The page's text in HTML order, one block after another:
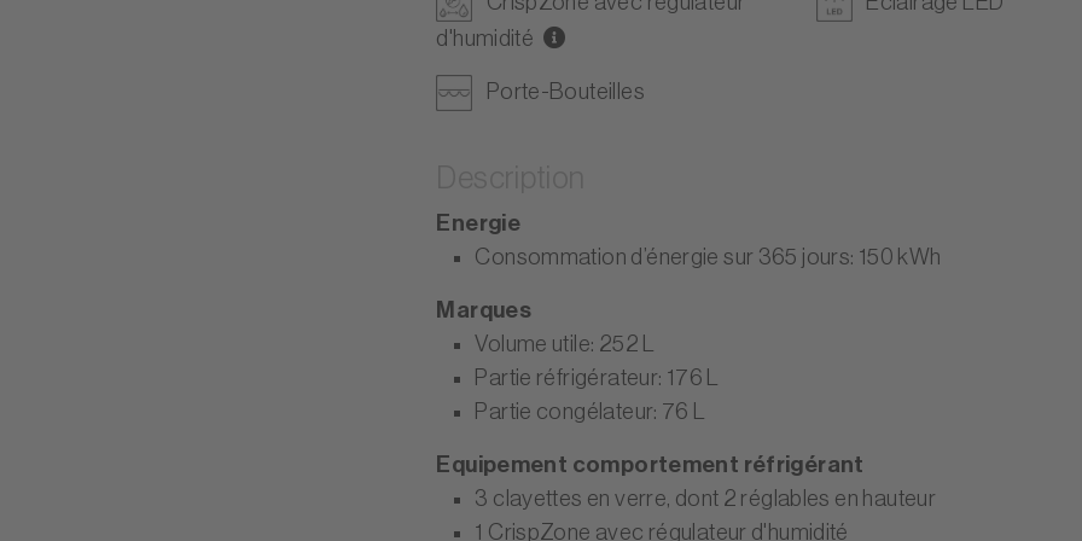
d'humidité
Porte-Bouteilles
Energie
Consommation d’énergie sur 365 jours: 150 kWh
Marques
Volume utile: 252 L
Partie réfrigérateur: 176 L
Partie congélateur: 76 L
Equipement comportement réfrigérant
3 clayettes en verre, dont 2 réglables en hauteur
1 CrispZone avec régulateur d'humidité